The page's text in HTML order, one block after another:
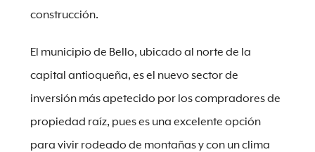
construcción.
El municipio de Bello, ubicado al norte de la
capital antioqueña, es el nuevo sector de
inversión más apetecido por los compradores de
propiedad raíz, pues es una excelente opción
para vivir rodeado de montañas y con un clima